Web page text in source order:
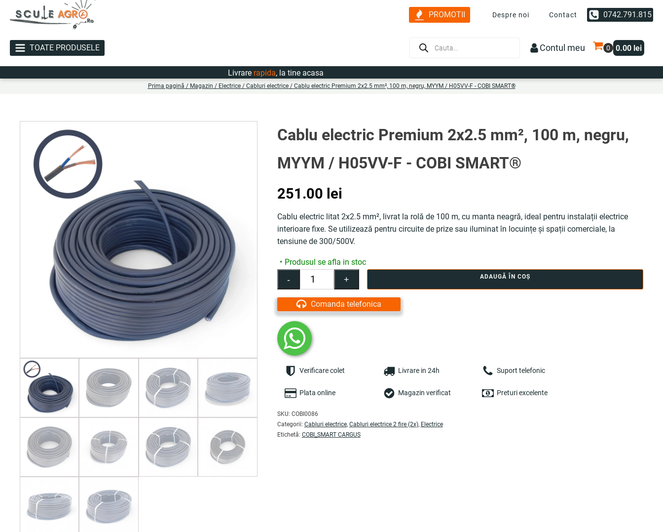
PROMOTII Despre noi Contact 0742.791.815
TOATE PRODUSELE
Products
Contul meu 0.00 lei
Livrarerapida, la tine acasa
Prima pagină / Magazin / Electrice/ Cabluri electrice/ Cablu electric Premium 2x2.5 mm², 100 m, negru, MYYM / H05VV-F - COBI SMART®
Cablu electric Premium 2x2.5 mm², 100 m, negru,
MYYM / H05VV-F - COBI SMART®
251.00 lei
Cablu electric litat 2x2.5 mm², livrat la rolă de 100 m, cu manta neagră, ideal pentru instalații electrice
interioare fixe. Se utilizează pentru circuite de prize sau iluminat în locuințe și spații comerciale, la
tensiune de 300/500V.
Produsul se afla in stoc
-
Cantitate
Cablu
electric
Premium
mm²,
100
m,
MYYM
H05VV-
-
COBI
SMART®
+ ADAUGĂ ÎN COȘ
Comanda telefonica
Verificare colet Livrare in 24h Suport telefonic
Plata online Magazin verificat Preturi excelente
SKU: COBI0086
Categorii: Cabluri electrice, Cabluri electrice 2 fire (2x), Electrice
Etichetă: COBI_SMART CARGUS